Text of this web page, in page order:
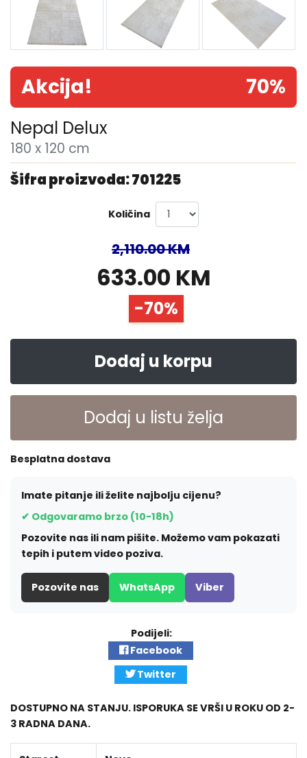
Akcija! 70%
Nepal Delux
180 x 120 cm
Šifra proizvoda: 701225
Količina
2,110.00 KM
633.00 KM
-70%
Dodaj u korpu
Dodaj u listu želja
Besplatna dostava
Imate pitanje ili želite najbolju cijenu?
✔ Odgovaramo brzo (10-18h)
Pozovite nas ili nam pišite. Možemo vam pokazati
tepih i putem video poziva.
Pozovite nas WhatsApp Viber
Podijeli:
Facebook
Twitter
DOSTUPNO NA STANJU. ISPORUKA SE VRŠI U ROKU OD 2-
3 RADNA DANA.